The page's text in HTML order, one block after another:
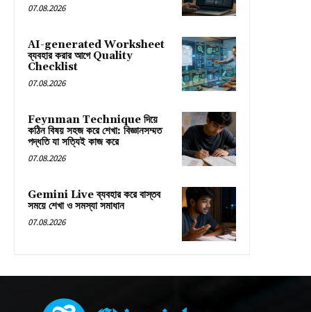
07.08.2026
AI-generated Worksheet
ব্যবহার করার আগে Quality
Checklist
07.08.2026
Feynman Technique দিয়ে
কঠিন বিষয় সহজ করে শেখা: বিজ্ঞানসম্মত
পদ্ধতি যা সত্যিই কাজ করে
07.08.2026
Gemini Live ব্যবহার করে বাস্তব
সময়ে শেখা ও সমস্যা সমাধান
07.08.2026